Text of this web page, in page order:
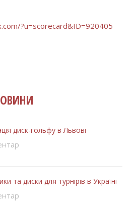
?u=scorecard&ID=920405
диск-гольфу в Львові
та диски для турнірів в Україні